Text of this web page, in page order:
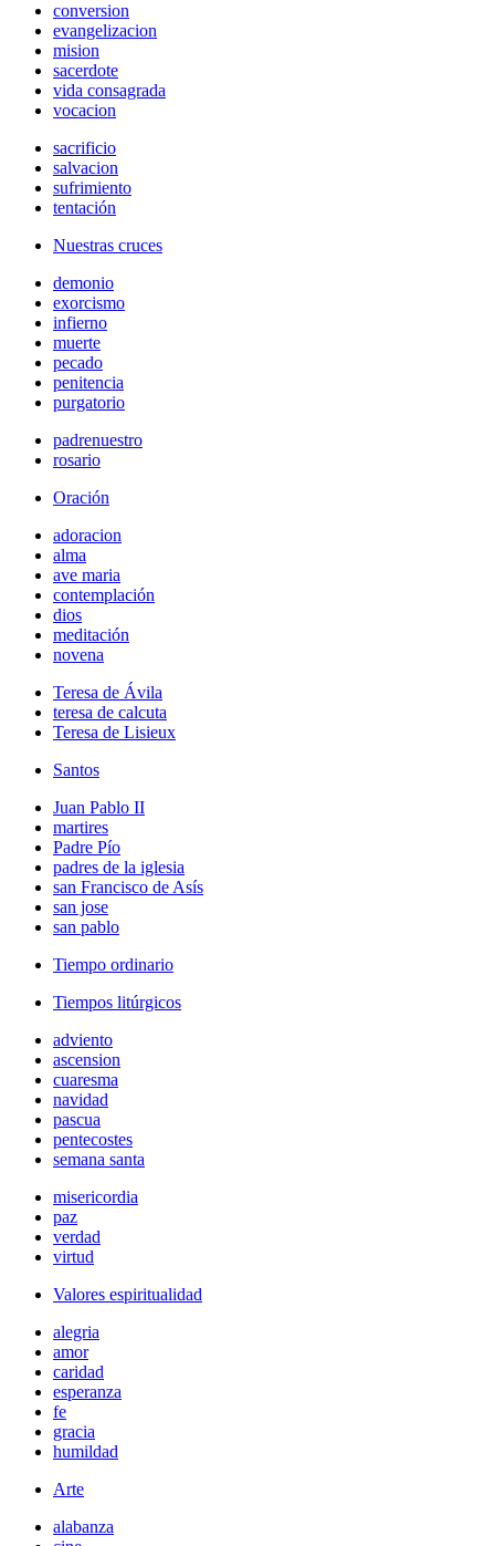
conversion
evangelizacion
mision
sacerdote
vida consagrada
vocacion
sacrificio
salvacion
sufrimiento
tentación
Nuestras cruces
demonio
exorcismo
infierno
muerte
pecado
penitencia
purgatorio
padrenuestro
rosario
Oración
adoracion
alma
ave maria
contemplación
dios
meditación
novena
Teresa de Ávila
teresa de calcuta
Teresa de Lisieux
Santos
Juan Pablo II
martires
Padre Pío
padres de la iglesia
san Francisco de Asís
san jose
san pablo
Tiempo ordinario
Tiempos litúrgicos
adviento
ascension
cuaresma
navidad
pascua
pentecostes
semana santa
misericordia
paz
verdad
virtud
Valores espiritualidad
alegria
amor
caridad
esperanza
fe
gracia
humildad
Arte
alabanza